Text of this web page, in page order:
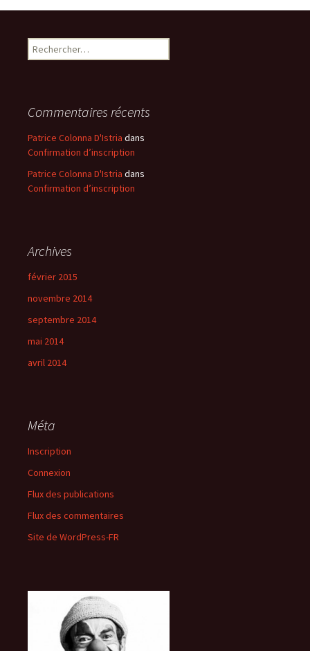
Rechercher :
Commentaires récents
Patrice Colonna D'Istria dans
Confirmation d’inscription
Patrice Colonna D'Istria dans
Confirmation d’inscription
Archives
février 2015
novembre 2014
septembre 2014
mai 2014
avril 2014
Méta
Inscription
Connexion
Flux des publications
Flux des commentaires
Site de WordPress-FR